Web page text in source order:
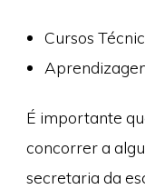
Cursos
É importante
concorrer a
secretaria da